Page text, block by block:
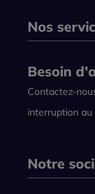
Nos
Besoin
Contactez-
interruption au
Notre